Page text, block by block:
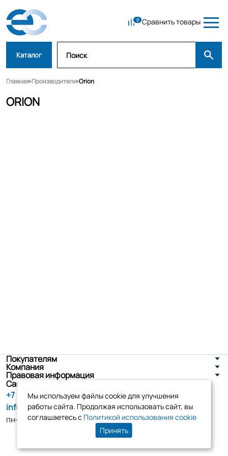
Сравнить товары
Каталог
Главная Производители Orion
ORION
Покупателям
Компания
Правовая информация
Санкт-Петербург, ул. Новоселов д. 8
+7 (800) 555-86-90
info@tk-elko.ru
пн-пт, 10:00 - 18:00
Мы используем файлы cookie для улучшения
работы сайта. Продолжая использовать сайт, вы
соглашаетесь с Политикой использования cookie
Принять